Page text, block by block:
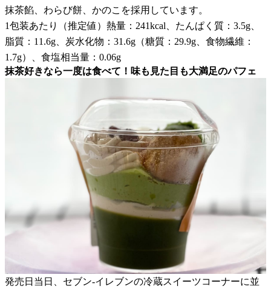
抹茶餡、わらび餅、かのこを採用しています。
1包装あたり（推定値）熱量：241kcal、たんぱく質：3.5g、
脂質：11.6g、炭水化物：31.6g（糖質：29.9g、食物繊維：
1.7g）、食塩相当量：0.06g
抹茶好きなら一度は食べて！味も見た目も大満足のパフェ
発売日当日、セブン-イレブンの冷蔵スイーツコーナーに並